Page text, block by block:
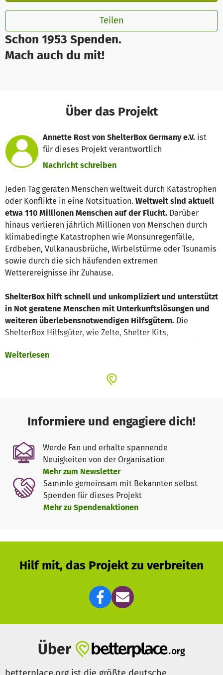
Schon 1953 Spenden.
Mach auch du mit!
Teilen
Über das Projekt
Annette Rost von ShelterBox Germany e.V. ist
für dieses Projekt verantwortlich
Nachricht schreiben
Jeden Tag geraten Menschen weltweit durch Katastrophen
oder Konflikte in eine Notsituation. Weltweit sind aktuell
etwa 110 Millionen Menschen auf der Flucht. Darüber
hinaus verlieren jährlich Millionen von Menschen durch
klimabedingte Katastrophen wie Monsunregenfälle,
Erdbeben, Vulkanausbrüche, Wirbelstürme oder Tsunamis
sowie durch die sich häufenden extremen
Wetterereignisse ihr Zuhause.
ShelterBox hilft schnell und unkompliziert und unterstützt
in Not geratene Menschen mit Unterkunftslösungen und
weiteren überlebensnotwendigen Hilfsgütern. Die
ShelterBox Hilfsgüter, wie Zelte, Shelter Kits,
und viele mehr, sind maßgeschneiderte Lösungen -
Katastrophe. Kompakt verpackt sind sie ideal für den
ShelterBox ist flexibel und jederzeit bereit Menschen in
Not zu helfen.
unsere laufenden Projekte wie derzeit beispielsweise in
Libyen, der Ukraine, Mosambik, Äthiopien, Kamerun,
Burkina Faso und dem Tschad, aber auch, um im Fall einer
Katastrophe schnell reagieren zu können.Deine Spende
ermöglicht Menschen, die alles verloren haben, Schutz,
Wärme und Hoffnung.Hilf jetzt und spende noch heute für
Weitere Informationen über unsere Arbeit findest du auf
unsererWebseite. Updates zu Projekten und Einsätzen
Facebook und in unserem
Das erlaubt uns, auf Katastrophen flexibel zu reagieren
und mit unserer Hilfe diejenigen zu erreichen, die die
Unterstützung am dringendsten benötigen.
Weiterlesen
Informiere und engagiere dich!
Werde Fan und erhalte spannende
Neuigkeiten von der Organisation
Mehr zum Newsletter
Sammle gemeinsam mit Bekannten selbst
Spenden für dieses Projekt
Mehr zu Spendenaktionen
Hilf mit, das Projekt zu verbreiten
Über